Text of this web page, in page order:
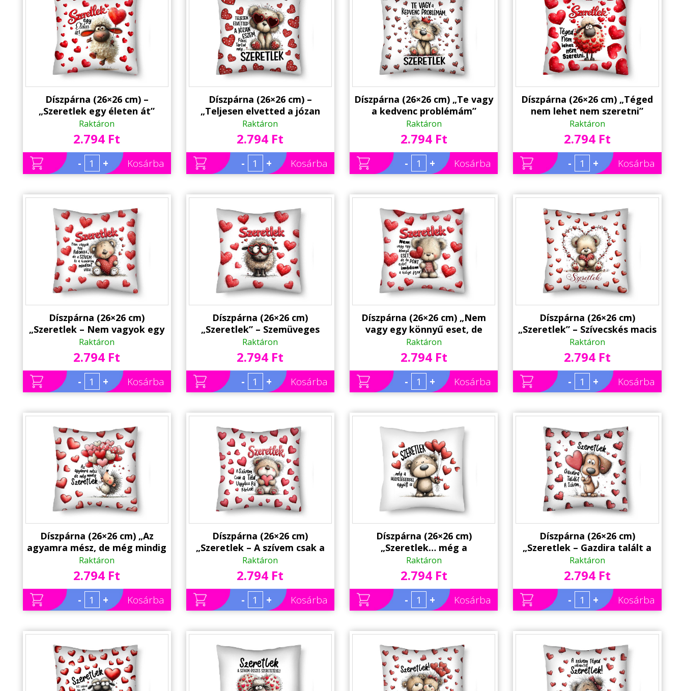
Ajándék Ötletek Férfiaknak
Ajándék Nőknek
Ajándék Gyerekeknek
Családtagoknak
Barátnak/Barátnőnek
Névnapi ajándékok
Vicces ajándékok
Foglalkozás szerint
Sport/Hobbi szerint
Állatos ajándéktárgyak
Díszpárna (26×26 cm) –
„Szeretlek egy életen át”
szerelmes bárányos párna
Raktáron
2.794 Ft
- + Kosárba
Díszpárna (26×26 cm) –
„Teljesen elvetted a józan
eszem” vicces szerelmes macis
párna
Raktáron
2.794 Ft
- + Kosárba
Díszpárna (26×26 cm) „Te vagy
a kedvenc problémám”
koronás Macis Párna | Vicces
szerelmes ajándék
Raktáron
2.794 Ft
- + Kosárba
Díszpárna (26×26 cm) „Téged
nem lehet nem szeretni”
Bárányos Párna | Szerelmes
Valentin-napi ajándék
Raktáron
2.794 Ft
- + Kosárba
Díszpárna (26×26 cm)
„Szeretlek – Nem vagyok egy
Adonisz” Macis Párna | Vicces
szerelmes Valentin-napi
ajándék
Raktáron
2.794 Ft
- + Kosárba
Díszpárna (26×26 cm)
„Szeretlek” – Szemüveges
bárányos szerelmes párna |
Valentin-napi ajándék
Raktáron
2.794 Ft
- + Kosárba
Díszpárna (26×26 cm) „Nem
vagy egy könnyű eset, de
ezért imádlak” – Vicces
szerelmes macis párna |
Valentin-napi ajándék
Raktáron
2.794 Ft
- + Kosárba
Díszpárna (26×26 cm)
„Szeretlek” – Szívecskés macis
párna | Valentin-napi
romantikus ajándék
Raktáron
2.794 Ft
- + Kosárba
Díszpárna (26×26 cm) „Az
agyamra mész, de még mindig
szeretlek” – Vicces szerelmes
sünis párna | Valentin-napi
ajándék
Raktáron
2.794 Ft
- + Kosárba
Díszpárna (26×26 cm)
„Szeretlek – A szívem csak a
tiéd” – Szerelmes macis párna
| Valentin-napi ajándék
Raktáron
2.794 Ft
- + Kosárba
Díszpárna (26×26 cm)
„Szeretlek… még a
hülyeségeiddel együtt is” –
Vicces szerelmes macis párna
| Valentin-napi ajándék
Raktáron
2.794 Ft
- + Kosárba
Díszpárna (26×26 cm)
„Szeretlek – Gazdira talált a
szívem” – Kutyás szerelmes
párna | Valentin napi ajándék
Raktáron
2.794 Ft
- + Kosárba